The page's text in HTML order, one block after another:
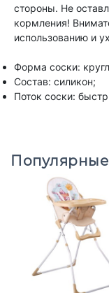
стороны. Не
кормления!
использованию и
Форма соски:
Состав: силикон;
Поток соски: